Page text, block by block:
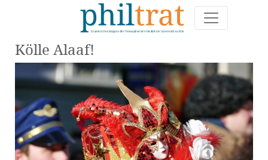
Kölle Alaaf!